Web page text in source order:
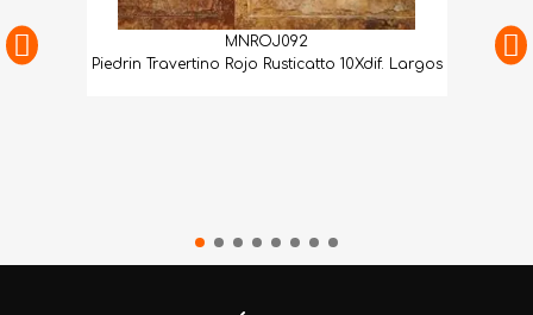
MNROJ092
Piedrin Travertino Rojo Rusticatto 10Xdif. Largos